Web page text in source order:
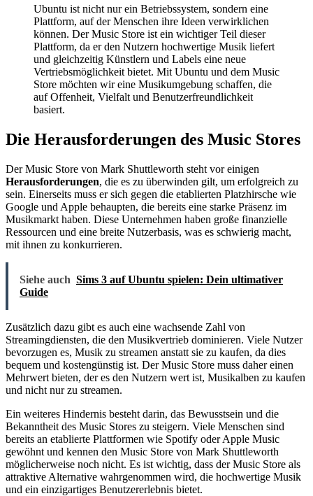
Ubuntu ist nicht nur ein Betriebssystem, sondern eine
Plattform, auf der Menschen ihre Ideen verwirklichen
können. Der Music Store ist ein wichtiger Teil dieser
Plattform, da er den Nutzern hochwertige Musik liefert
und gleichzeitig Künstlern und Labels eine neue
Vertriebsmöglichkeit bietet. Mit Ubuntu und dem Music
Store möchten wir eine Musikumgebung schaffen, die
auf Offenheit, Vielfalt und Benutzerfreundlichkeit
basiert.
Die Herausforderungen des Music Stores
Der Music Store von Mark Shuttleworth steht vor einigen
Herausforderungen, die es zu überwinden gilt, um erfolgreich zu
sein. Einerseits muss er sich gegen die etablierten Platzhirsche wie
Google und Apple behaupten, die bereits eine starke Präsenz im
Musikmarkt haben. Diese Unternehmen haben große finanzielle
Ressourcen und eine breite Nutzerbasis, was es schwierig macht,
mit ihnen zu konkurrieren.
Siehe auch Sims 3 auf Ubuntu spielen: Dein ultimativer
Guide
Zusätzlich dazu gibt es auch eine wachsende Zahl von
Streamingdiensten, die den Musikvertrieb dominieren. Viele Nutzer
bevorzugen es, Musik zu streamen anstatt sie zu kaufen, da dies
bequem und kostengünstig ist. Der Music Store muss daher einen
Mehrwert bieten, der es den Nutzern wert ist, Musikalben zu kaufen
und nicht nur zu streamen.
Ein weiteres Hindernis besteht darin, das Bewusstsein und die
Bekanntheit des Music Stores zu steigern. Viele Menschen sind
bereits an etablierte Plattformen wie Spotify oder Apple Music
gewöhnt und kennen den Music Store von Mark Shuttleworth
möglicherweise noch nicht. Es ist wichtig, dass der Music Store als
attraktive Alternative wahrgenommen wird, die hochwertige Musik
und ein einzigartiges Benutzererlebnis bietet.